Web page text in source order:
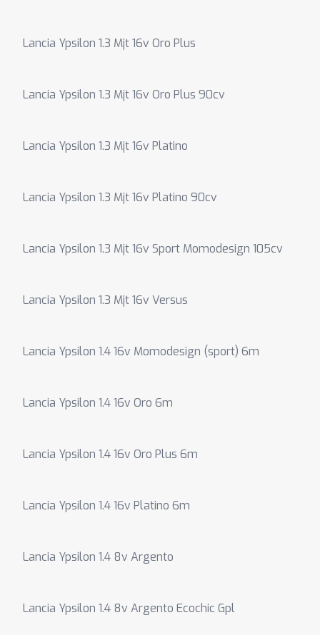
Lancia Ypsilon 1.3 Mjt 16v Oro Plus
Lancia Ypsilon 1.3 Mjt 16v Oro Plus 90cv
Lancia Ypsilon 1.3 Mjt 16v Platino
Lancia Ypsilon 1.3 Mjt 16v Platino 90cv
Lancia Ypsilon 1.3 Mjt 16v Sport Momodesign 105cv
Lancia Ypsilon 1.3 Mjt 16v Versus
Lancia Ypsilon 1.4 16v Momodesign (sport) 6m
Lancia Ypsilon 1.4 16v Oro 6m
Lancia Ypsilon 1.4 16v Oro Plus 6m
Lancia Ypsilon 1.4 16v Platino 6m
Lancia Ypsilon 1.4 8v Argento
Lancia Ypsilon 1.4 8v Argento Ecochic Gpl